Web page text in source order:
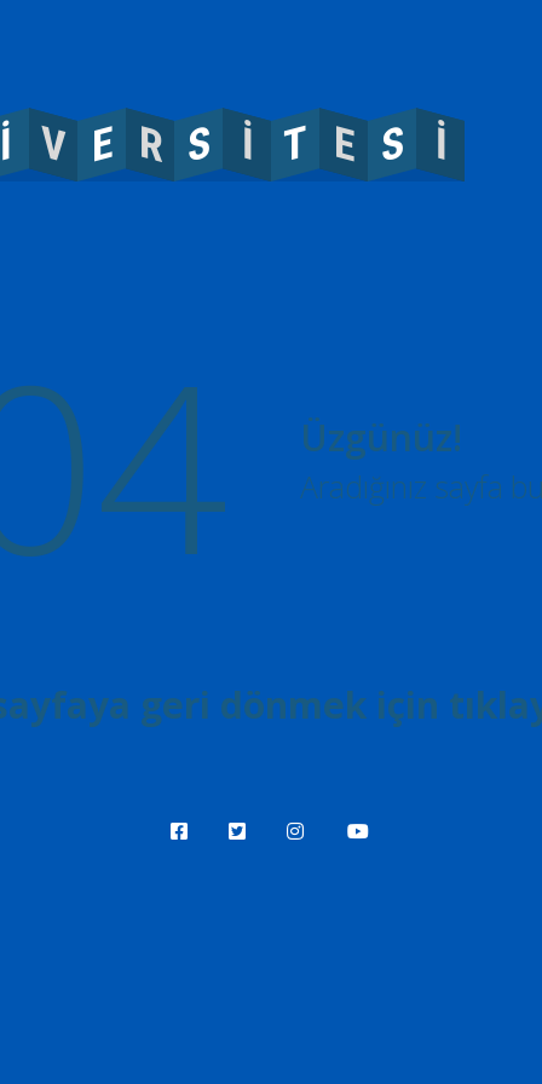
İ V E R S İ T E S İ
Üzgünüz!
Aradığınız sayfa
geri dönmek için